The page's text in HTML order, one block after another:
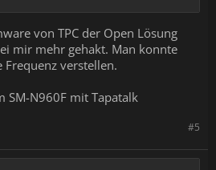
von TPC der Open Lösung
mir mehr gehakt. Man konnte
verstellen.
SM-N960F mit Tapatalk
#5